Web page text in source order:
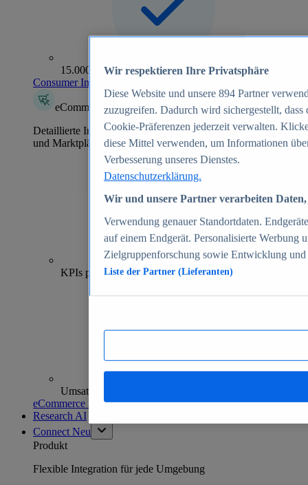
15.000+ Marken
Consumer Insights entdecken
eCommerce Insights
Detaillierte Informationen zu mehr als 39.000 Online-Shops
und Marktplätzen
70+
KPIs pro Shop
Umsatzanalysen und -prognosen
eCommerce Insights entdecken
Research AI
Connect Neu
Produkt
Flexible Integration für jede Umgebung
Wir respektieren Ihre Privatsphäre
Diese Website und unsere 894 Partner
zuzugreifen. Dadurch wird sichergestellt,
Cookie-Präferenzen jederzeit verwalten.
diese Mittel verwenden, um Informationen
Verbesserung unseres Dienstes.
Datenschutzerklärung.
Wir und unsere Partner verarbeiten
Verwendung genauer Standortdaten.
auf einem Endgerät. Personalisierte Werbung
Zielgruppenforschung sowie Entwicklung
Liste der Partner (Lieferanten)